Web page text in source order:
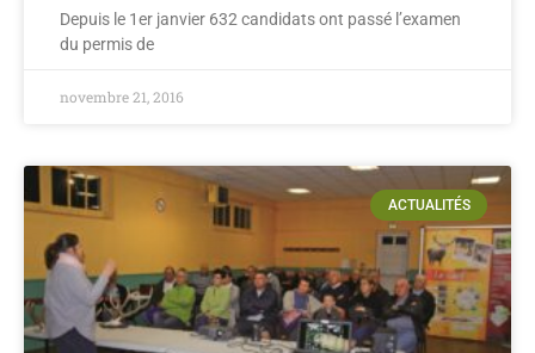
Depuis le 1er janvier 632 candidats ont passé l’examen
du permis de
novembre 21, 2016
ACTUALITÉS